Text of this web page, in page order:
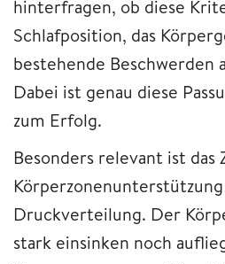
hinterfragen, ob diese
Schlafposition, das
bestehende Beschwerden
Dabei ist genau diese
zum Erfolg.
Besonders relevant ist das
Druckverteilung. Der
stark einsinken noch